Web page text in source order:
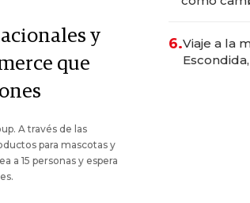
y
que
A través de las
para mascotas y
a 15 personas y espera
6.Viaje a la